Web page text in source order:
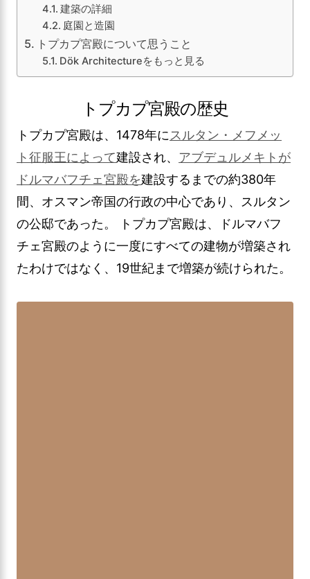
建築の詳細
庭園と造園
トプカプ宮殿について思うこと
Dök Architectureをもっと見る
トプカプ宮殿の歴史
トプカプ宮殿は、1478年に スルタン・メフメッ
ト征服王によって建設され、 アブデュルメキトが
ドルマバフチェ宮殿を建設するまでの約380年
間、オスマン帝国の行政の中心であり、スルタン
の公邸であった。 トプカプ宮殿は、ドルマバフ
チェ宮殿のように一度にすべての建物が増築され
たわけではなく、19世紀まで増築が続けられた。